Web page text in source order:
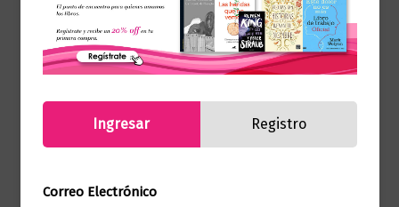
Hábitos atómicos. Edición especial
tapa dura
Ingresar Registro
Correo Electrónico